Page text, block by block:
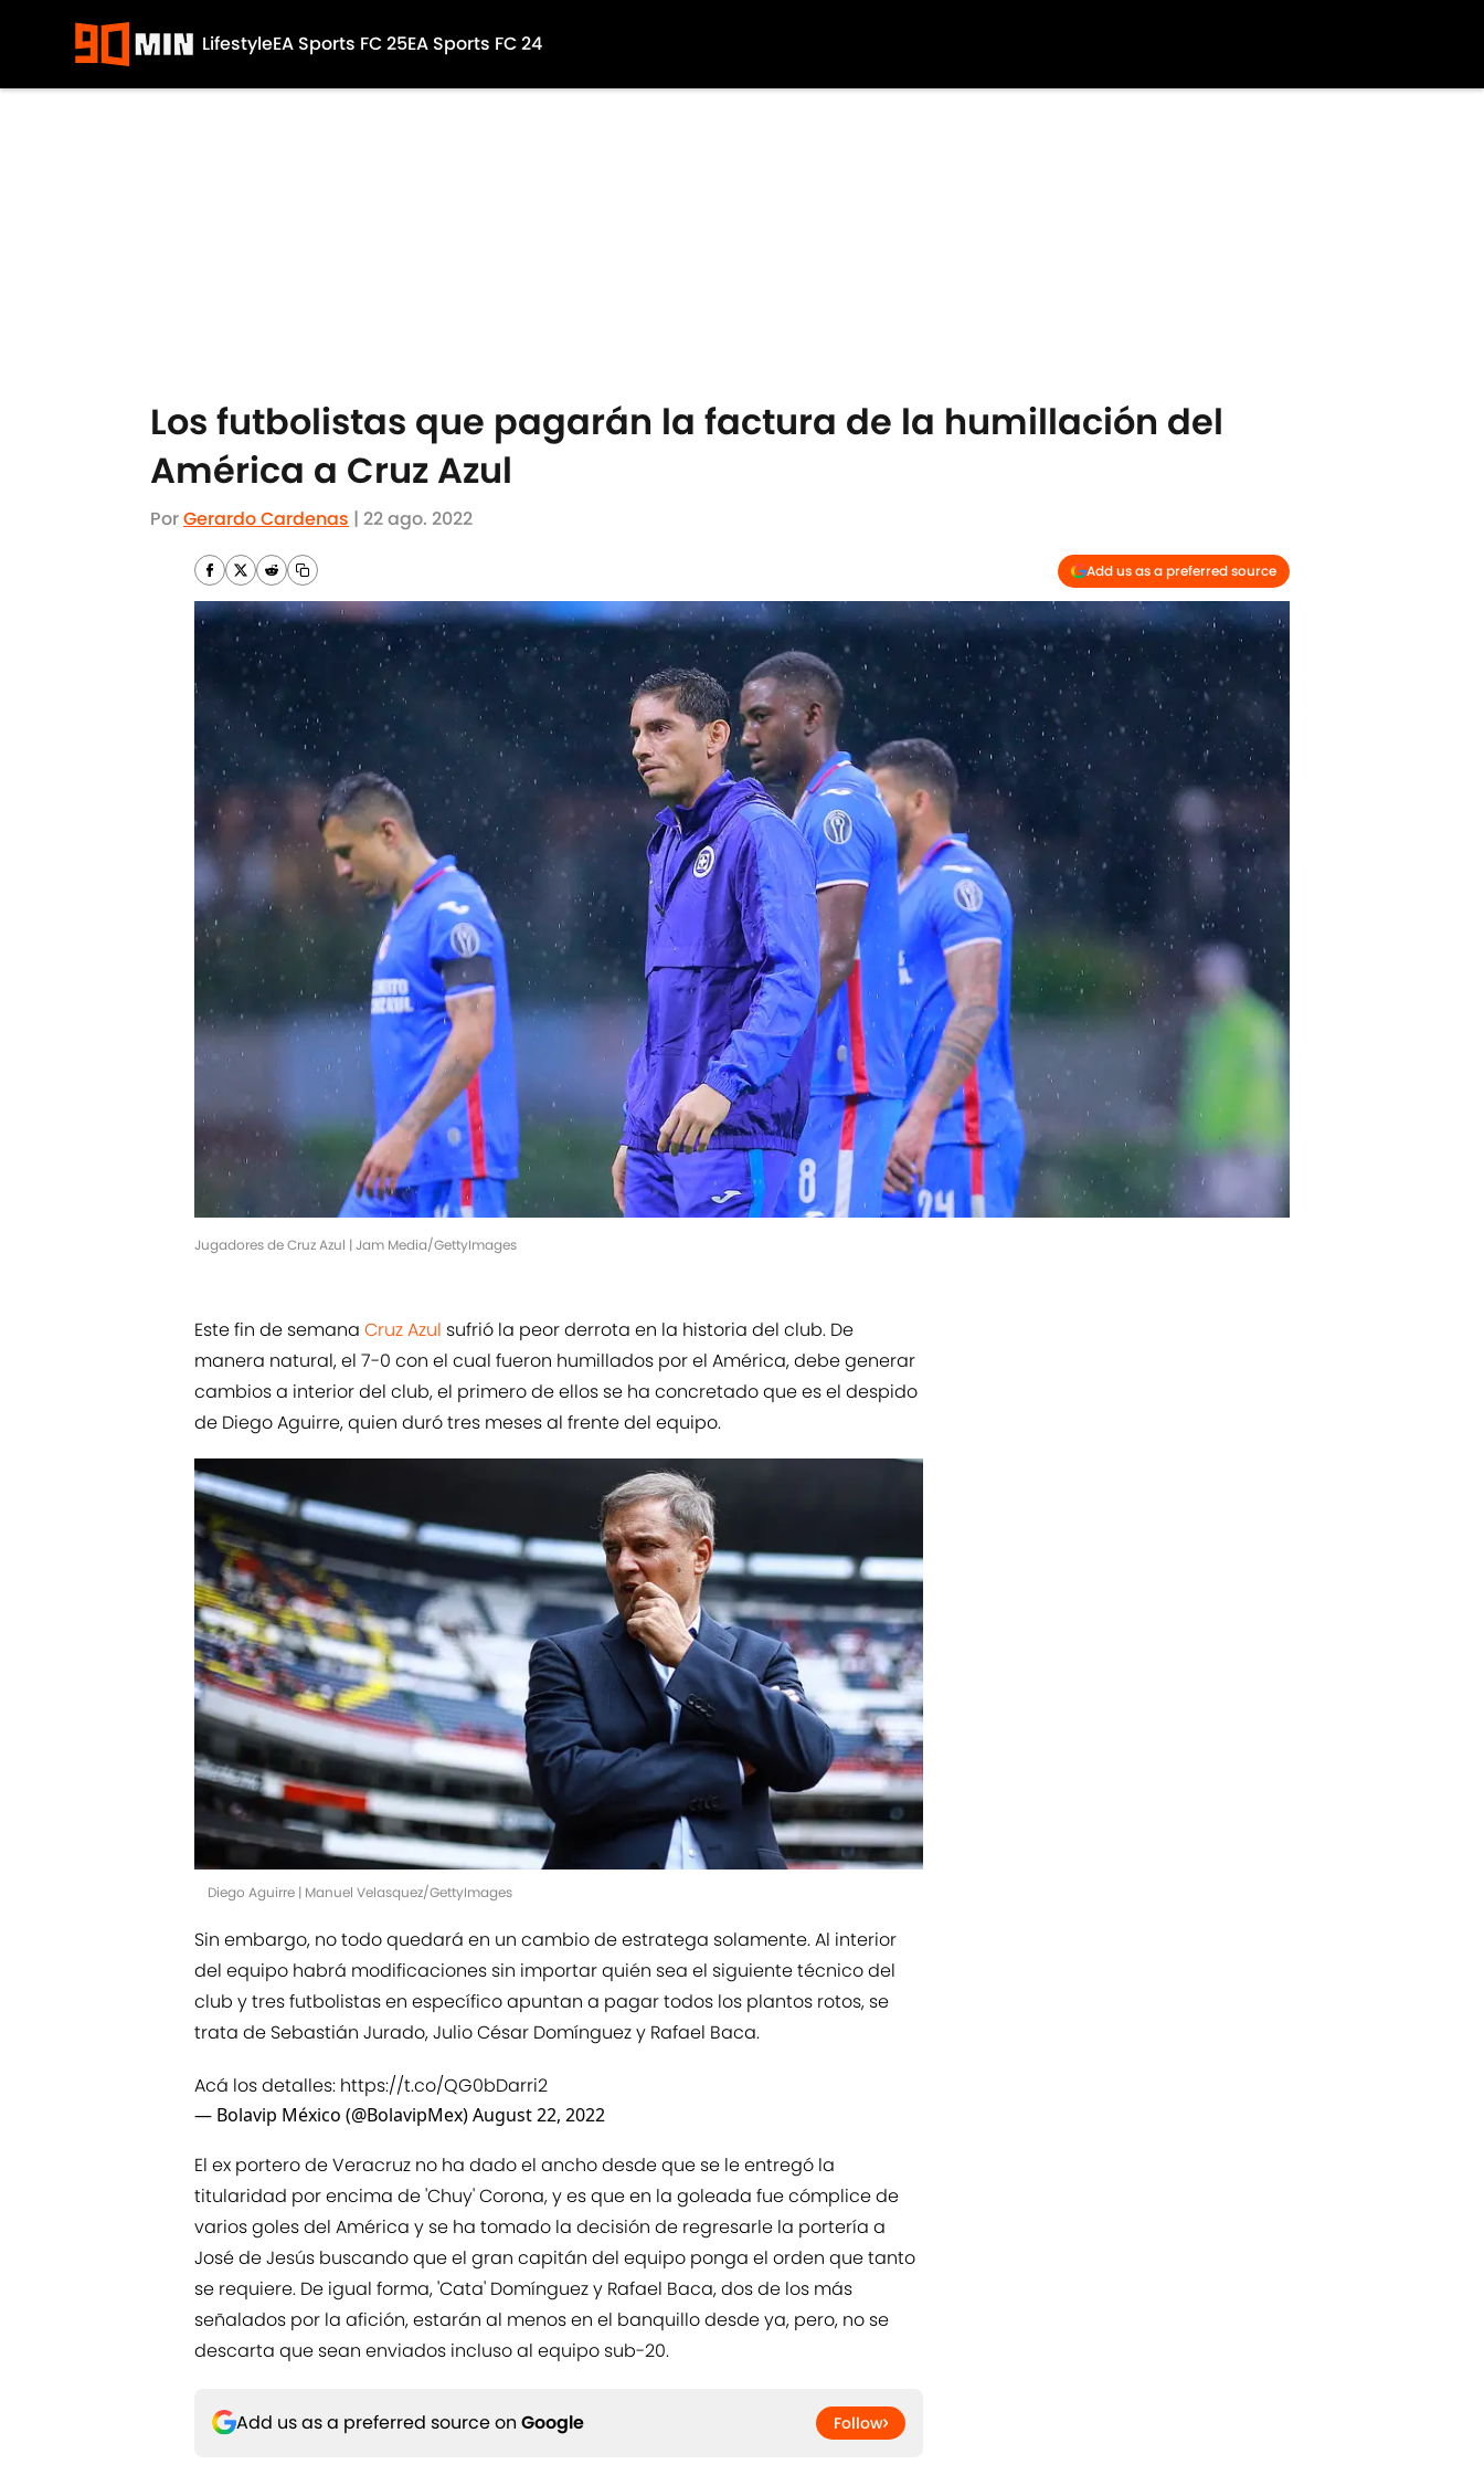
LifestyleEA Sports FC 25EA Sports FC 24
Los futbolistas que pagarán la factura de la humillación del
América a Cruz Azul
PorGerardo Cardenas | 22 ago. 2022
Add us as a preferred source
Jugadores de Cruz Azul | Jam Media/GettyImages
Este fin de semana Cruz Azul sufrió la peor derrota en la historia del club. De
manera natural, el 7-0 con el cual fueron humillados por el América, debe generar
cambios a interior del club, el primero de ellos se ha concretado que es el despido
de Diego Aguirre, quien duró tres meses al frente del equipo.
Diego Aguirre | Manuel Velasquez/GettyImages
Sin embargo, no todo quedará en un cambio de estratega solamente. Al interior
del equipo habrá modificaciones sin importar quién sea el siguiente técnico del
club y tres futbolistas en específico apuntan a pagar todos los plantos rotos, se
trata de Sebastián Jurado, Julio César Domínguez y Rafael Baca.
Acá los detalles: https://t.co/QG0bDarri2
— Bolavip México (@BolavipMex)August 22, 2022
El ex portero de Veracruz no ha dado el ancho desde que se le entregó la
titularidad por encima de 'Chuy' Corona, y es que en la goleada fue cómplice de
varios goles del América y se ha tomado la decisión de regresarle la portería a
José de Jesús buscando que el gran capitán del equipo ponga el orden que tanto
se requiere. De igual forma, 'Cata' Domínguez y Rafael Baca, dos de los más
señalados por la afición, estarán al menos en el banquillo desde ya, pero, no se
descarta que sean enviados incluso al equipo sub-20.
Add us as a preferred source on Google Follow